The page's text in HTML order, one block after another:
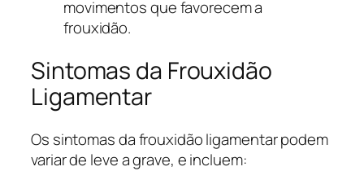
movimentos que favorecem a
frouxidão.
Sintomas da Frouxidão
Ligamentar
Os sintomas da frouxidão ligamentar podem
variar de leve a grave, e incluem: